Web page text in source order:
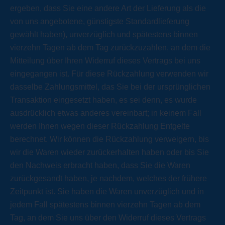
ergeben, dass Sie eine andere Art der Lieferung als die
von uns angebotene, günstigste Standardlieferung
gewählt haben), unverzüglich und spätestens binnen
vierzehn Tagen ab dem Tag zurückzuzahlen, an dem die
Mitteilung über Ihren Widerruf dieses Vertrags bei uns
eingegangen ist. Für diese Rückzahlung verwenden wir
dasselbe Zahlungsmittel, das Sie bei der ursprünglichen
Transaktion eingesetzt haben, es sei denn, es wurde
ausdrücklich etwas anderes vereinbart; in keinem Fall
werden Ihnen wegen dieser Rückzahlung Entgelte
berechnet. Wir können die Rückzahlung verweigern, bis
wir die Waren wieder zurückerhalten haben oder bis Sie
den Nachweis erbracht haben, dass Sie die Waren
zurückgesandt haben, je nachdem, welches der frühere
Zeitpunkt ist. Sie haben die Waren unverzüglich und in
jedem Fall spätestens binnen vierzehn Tagen ab dem
Tag, an dem Sie uns über den Widerruf dieses Vertrags